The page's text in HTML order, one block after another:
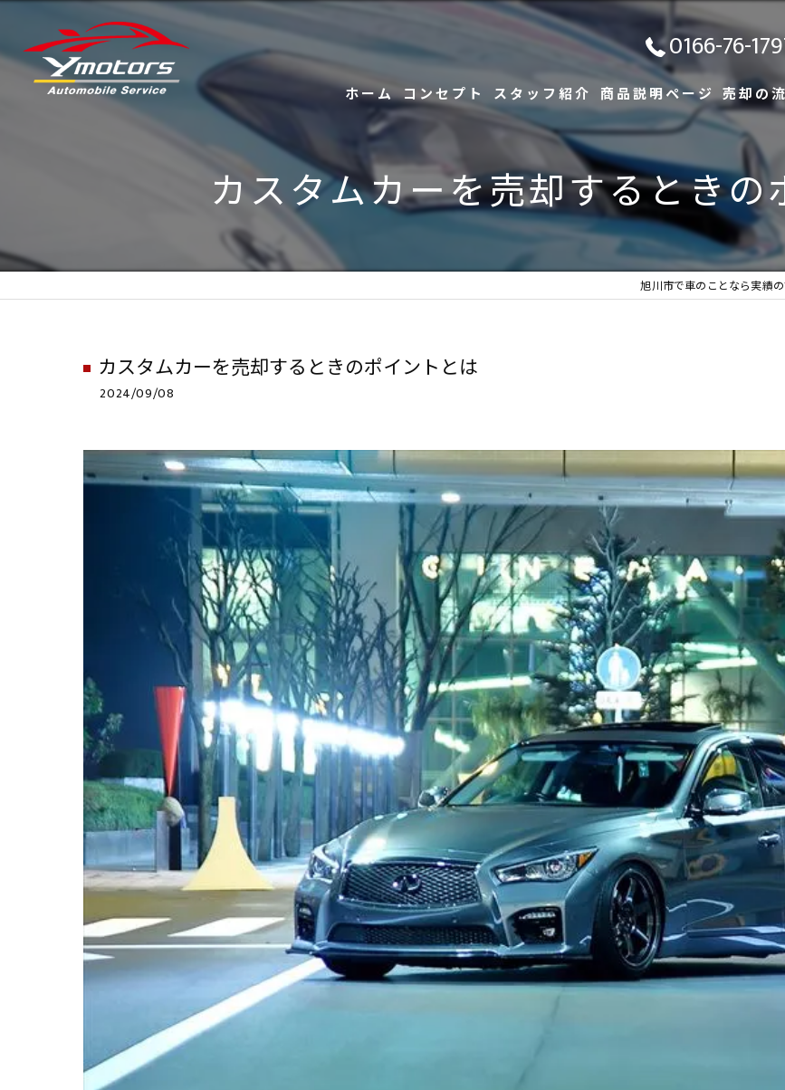
0166-76-
ホーム コンセプト スタッフ紹介 商品説明ページ 売却の
カスタムカーを売却するときの
旭川市で車のことなら実績
カスタムカーを売却するときのポイントとは
2024/09/08